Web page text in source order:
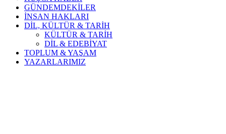
GÜNDEMDEKİLER
İNSAN HAKLARI
DİL, KÜLTÜR & TARİH
KÜLTÜR & TARİH
DİL & EDEBİYAT
TOPLUM & YAŞAM
YAZARLARIMIZ